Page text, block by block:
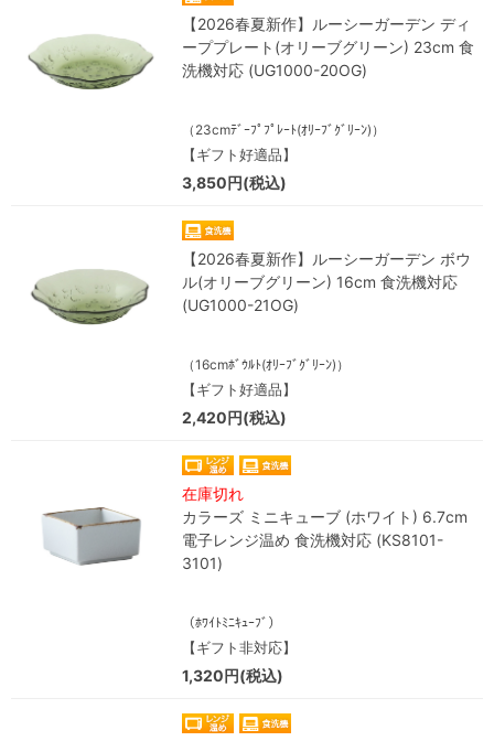
【2026春夏新作】ルーシーガーデン ディ
ーププレート(オリーブグリーン) 23cm 食
洗機対応 (UG1000-20OG)
（23cmﾃﾞｰﾌﾟﾌﾟﾚｰﾄ(ｵﾘｰﾌﾞｸﾞﾘｰﾝ)）
【ギフト好適品】
3,850円(税込)
【2026春夏新作】ルーシーガーデン ボウ
ル(オリーブグリーン) 16cm 食洗機対応
(UG1000-21OG)
（16cmﾎﾞｳﾙﾄ(ｵﾘｰﾌﾞｸﾞﾘｰﾝ)）
【ギフト好適品】
2,420円(税込)
在庫切れ
カラーズ ミニキューブ (ホワイト) 6.7cm
電子レンジ温め 食洗機対応 (KS8101-
3101)
（ﾎﾜｲﾄﾐﾆｷｭｰﾌﾞ）
【ギフト非対応】
1,320円(税込)